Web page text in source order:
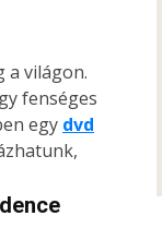
a világon.
fenséges
egy dvd